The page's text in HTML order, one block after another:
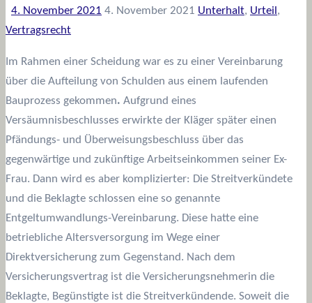
4. November 2021 4. November 2021 Unterhalt, Urteil ,
Vertragsrecht
Im Rahmen einer Scheidung war es zu einer Vereinbarung
über die Aufteilung von Schulden aus einem laufenden
Bauprozess gekommen. Aufgrund eines
Versäumnisbeschlusses erwirkte der Kläger später einen
Pfändungs- und Überweisungsbeschluss über das
gegenwärtige und zukünftige Arbeitseinkommen seiner Ex-
Frau. Dann wird es aber komplizierter: Die Streitverkündete
und die Beklagte schlossen eine so genannte
Entgeltumwandlungs-Vereinbarung. Diese hatte eine
betriebliche Altersversorgung im Wege einer
Direktversicherung zum Gegenstand. Nach dem
Versicherungsvertrag ist die Versicherungsnehmerin die
Beklagte, Begünstigte ist die Streitverkündende. Soweit die